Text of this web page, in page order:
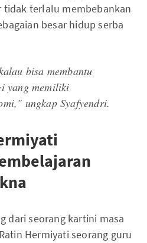
tidak terlalu membebankan
besar hidup serba
bisa membantu
yang memiliki
ungkap Syafyendri.
dari seorang kartini masa
Hermiyati seorang guru